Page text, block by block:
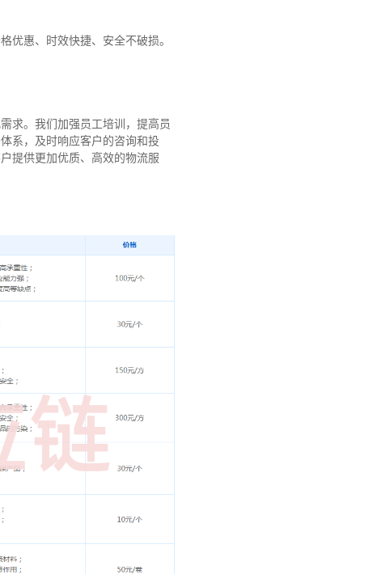
优惠、时效快捷、安全不破损。
求。我们加强员工培训，提高员
系，及时响应客户的咨询和投
提供更加优质、高效的物流服